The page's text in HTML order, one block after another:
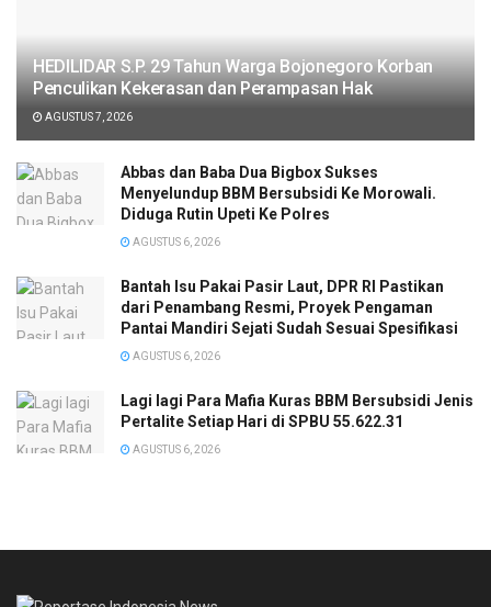
HEDILIDAR S.P. 29 Tahun Warga Bojonegoro Korban
Penculikan Kekerasan dan Perampasan Hak
AGUSTUS 7, 2026
Abbas dan Baba Dua Bigbox Sukses
Menyelundup BBM Bersubsidi Ke Morowali.
Diduga Rutin Upeti Ke Polres
AGUSTUS 6, 2026
Bantah Isu Pakai Pasir Laut, DPR RI Pastikan
dari Penambang Resmi, Proyek Pengaman
Pantai Mandiri Sejati Sudah Sesuai Spesifikasi
AGUSTUS 6, 2026
Lagi lagi Para Mafia Kuras BBM Bersubsidi Jenis
Pertalite Setiap Hari di SPBU 55.622.31
AGUSTUS 6, 2026